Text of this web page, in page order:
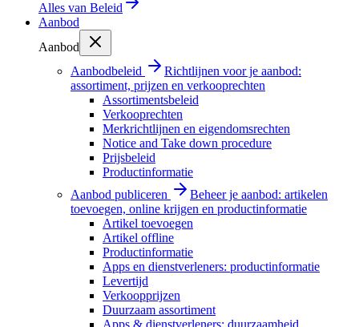
Alles van Beleid
Aanbod
Aanbod
Aanbodbeleid
Richtlijnen voor je aanbod:
assortiment, prijzen en verkooprechten
Assortimentsbeleid
Verkooprechten
Merkrichtlijnen en eigendomsrechten
Notice and Take down procedure
Prijsbeleid
Productinformatie
Aanbod publiceren
Beheer je aanbod: artikelen
toevoegen, online krijgen en productinformatie
Artikel toevoegen
Artikel offline
Productinformatie
Apps en dienstverleners: productinformatie
Levertijd
Verkoopprijzen
Duurzaam assortiment
Apps & dienstverleners: duurzaamheid